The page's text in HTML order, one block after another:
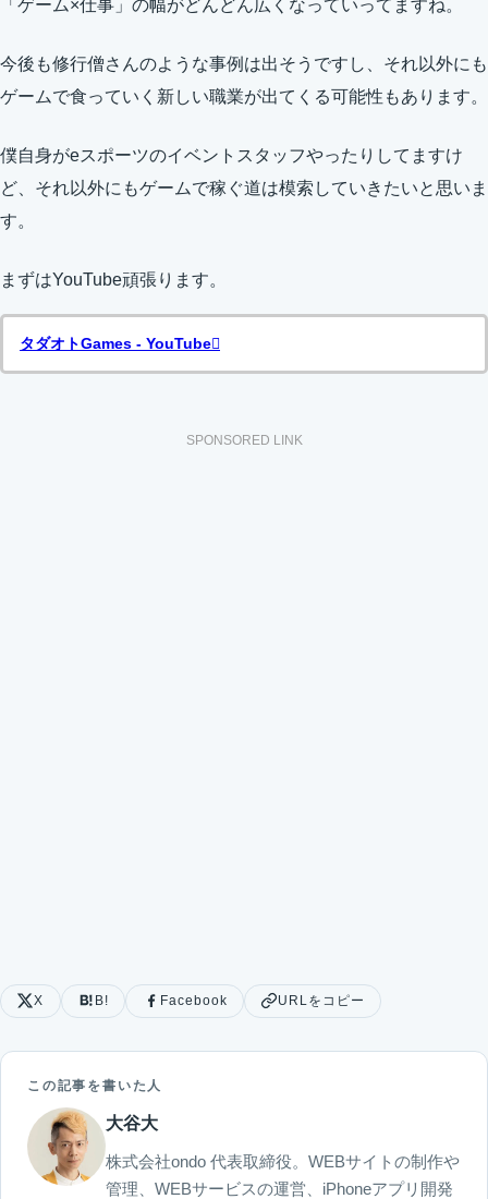
「ゲーム×仕事」の幅がどんどん広くなっていってますね。
今後も修行僧さんのような事例は出そうですし、それ以外にも
ゲームで食っていく新しい職業が出てくる可能性もあります。
僕自身がeスポーツのイベントスタッフやったりしてますけ
ど、それ以外にもゲームで稼ぐ道は模索していきたいと思いま
す。
まずはYouTube頑張ります。
タダオトGames - YouTube
SPONSORED LINK
X B! Facebook URLをコピー
この記事を書いた人
大谷大
株式会社ondo 代表取締役。WEBサイトの制作や
管理、WEBサービスの運営、iPhoneアプリ開発